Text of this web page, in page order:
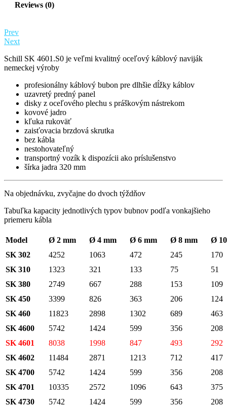
Reviews (0)
Prev
Next
Schill SK 4601.S0 je veľmi kvalitný oceľový káblový naviják
nemeckej výroby
profesionálny káblový bubon pre dlhšie dĺžky káblov
uzavretý predný panel
disky z oceľového plechu s práškovým nástrekom
kovové jadro
kľuka rukoväť
zaisťovacia brzdová skrutka
bez kábla
nestohovateľný
transportný vozík k dispozícii ako príslušenstvo
šírka jadra 320 mm
Na objednávku, zvyčajne do dvoch týždňov
Tabuľka kapacity jednotlivých typov bubnov podľa vonkajšieho
priemeru kábla
Model Ø 2 mm Ø 4 mm Ø 6 mm Ø 8 mm
Ø
SK 302
4252 1063 472 245
170
SK 310
1323 321 133 75
51
SK 380
2749 667 288 153
109
SK 450
3399 826 363 206
124
SK 460
11823 2898 1302 689
463
SK 4600
5742 1424 599 356
208
SK 4601
8038 1998 847 493
292
SK 4602
11484 2871 1213 712
417
SK 4700
5742 1424 599 356
208
SK 4701
10335 2572 1096 643
375
SK 4730
5742 1424 599 356
208